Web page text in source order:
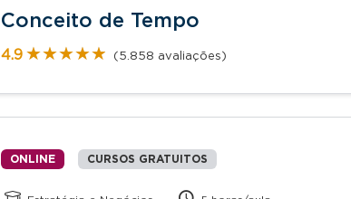
Conceito de Tempo
4.9 ★★★★★
★★★★★ (5.858 avaliações)
ONLINE CURSOS GRATUITOS